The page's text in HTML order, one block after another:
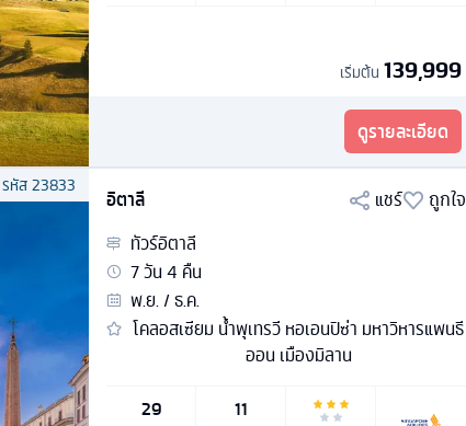
เริ่มต้น 139,999
ดูรายละเอียด
รหัส23833
อิตาลี แชร์
ถูกใจ
ทัวร์อิตาลี
7วัน4 คืน
พ.ย. / ธ.ค.
โคลอสเซียม น้ำพุเทรวี หอเอนปิซ่า มหาวิหารแพนธี
ออน เมืองมิลาน
29
11